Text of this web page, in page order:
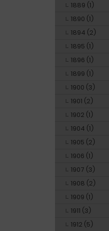
1889 (1)
1890 (1)
1894 (2)
1895 (1)
1896 (1)
1899 (1)
1900 (3)
1901 (2)
1902 (1)
1904 (1)
1905 (2)
1906 (1)
1907 (3)
1908 (2)
1909 (1)
1911 (3)
1912 (5)